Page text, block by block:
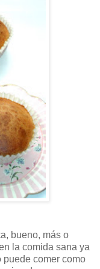
bueno, más o
la comida sana ya
puede comer como